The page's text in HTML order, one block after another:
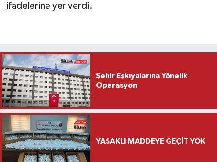
ifadelerine yer verdi.
Şehir Eşkıyalarına Yönelik
Operasyon
YASAKLI MADDEYE GEÇİT YOK